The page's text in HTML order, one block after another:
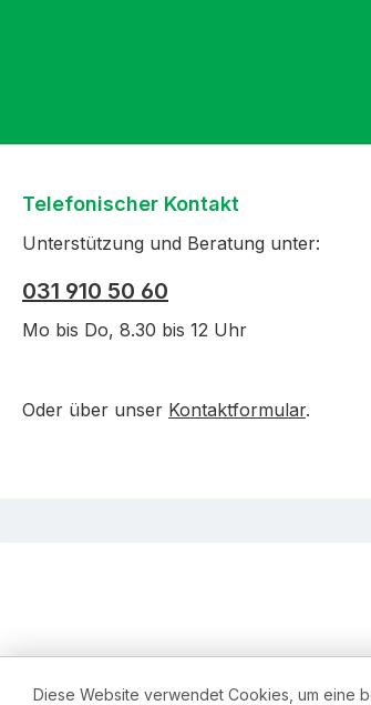
Telefonischer Kontakt
Unterstützung und Beratung unter:
031 910 50 60
Mo bis Do, 8.30 bis 12 Uhr
Oder über unser Kontaktformular.
Diese Website verwendet Cookies, um eine